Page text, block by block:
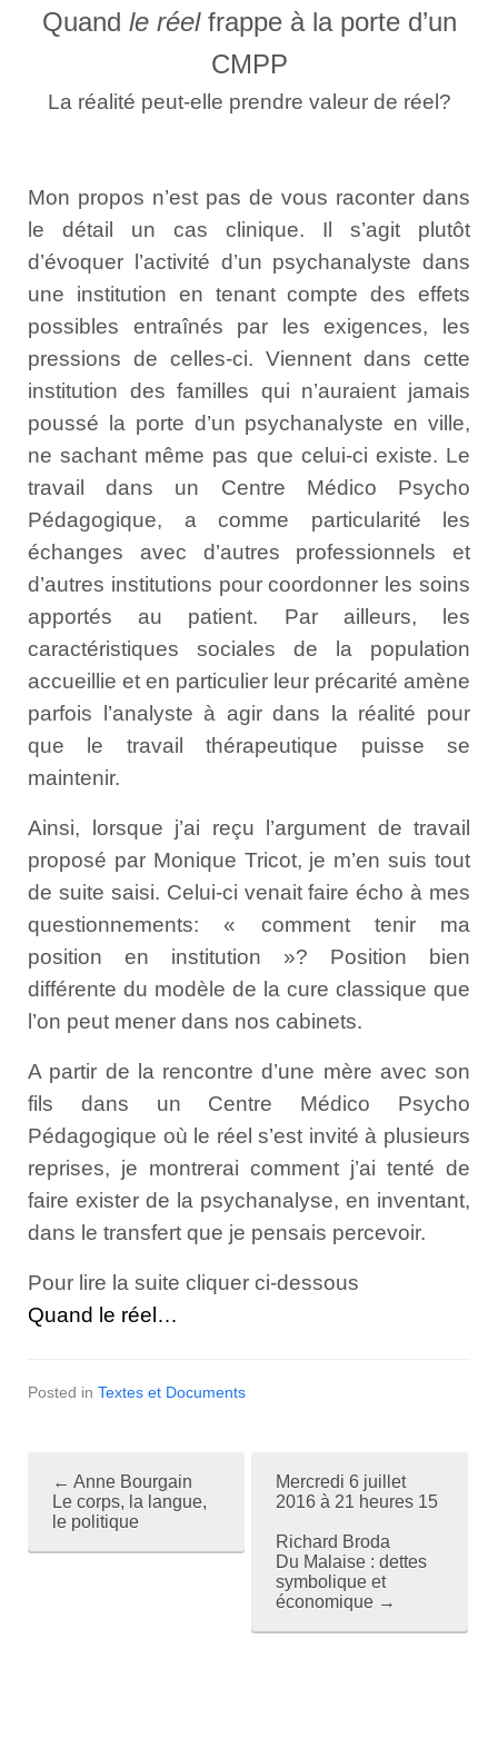
Quand le réelfrappe à la porte d’un
CMPP
La réalité peut-elle prendre valeur de réel?
Mon propos n’est pas de vous raconter dans
le détail un cas clinique. Il s’agit plutôt
d’évoquer l’activité d’un psychanalyste dans
une institution en tenant compte des effets
possibles entraînés par les exigences, les
pressions de celles-ci. Viennent dans cette
institution des familles qui n’auraient jamais
poussé la porte d’un psychanalyste en ville,
ne sachant même pas que celui-ci existe. Le
travail dans un Centre Médico Psycho
Pédagogique, a comme particularité les
échanges avec d’autres professionnels et
d’autres institutions pour coordonner les soins
apportés au patient. Par ailleurs, les
caractéristiques sociales de la population
accueillie et en particulier leur précarité amène
parfois l’analyste à agir dans la réalité pour
que le travail thérapeutique puisse se
maintenir.
Ainsi, lorsque j’ai reçu l’argument de travail
proposé par Monique Tricot, je m’en suis tout
de suite saisi. Celui-ci venait faire écho à mes
questionnements: « comment tenir ma
position en institution »? Position bien
différente du modèle de la cure classique que
l’on peut mener dans nos cabinets.
A partir de la rencontre d’une mère avec son
fils dans un Centre Médico Psycho
Pédagogique où le réel s’est invité à plusieurs
reprises, je montrerai comment j’ai tenté de
faire exister de la psychanalyse, en inventant,
dans le transfert que je pensais percevoir.
Pour lire la suite cliquer ci-dessous
Quand le réel …
Posted in Textes et Documents
← Anne Bourgain
Le corps, la langue,
le politique
Mercredi 6 juillet
2016 à 21 heures 15
Richard Broda
Du Malaise : dettes
symbolique et
économique →